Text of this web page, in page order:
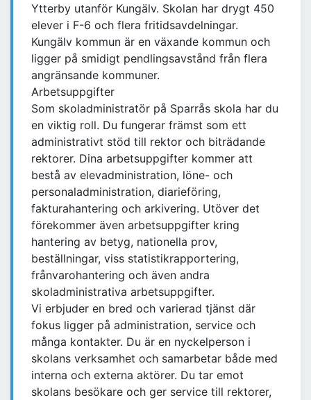
Ytterby utanför Kungälv. Skolan har drygt 450
elever i F-6 och flera fritidsavdelningar.
Kungälv kommun är en växande kommun och
ligger på smidigt pendlingsavstånd från flera
angränsande kommuner.
Arbetsuppgifter
Som skoladministratör på Sparrås skola har du
en viktig roll. Du fungerar främst som ett
administrativt stöd till rektor och biträdande
rektorer. Dina arbetsuppgifter kommer att
bestå av elevadministration, löne- och
personaladministration, diarieföring,
fakturahantering och arkivering. Utöver det
förekommer även arbetsuppgifter kring
hantering av betyg, nationella prov,
beställningar, viss statistikrapportering,
frånvarohantering och även andra
skoladministrativa arbetsuppgifter.
Vi erbjuder en bred och varierad tjänst där
fokus ligger på administration, service och
många kontakter. Du är en nyckelperson i
skolans verksamhet och samarbetar både med
interna och externa aktörer. Du tar emot
skolans besökare och ger service till rektorer,